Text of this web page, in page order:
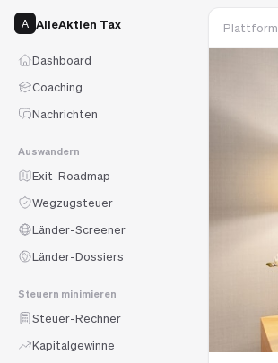
A AlleAktien Tax
Dashboard
Coaching
Nachrichten
Auswandern
Exit-Roadmap
Wegzugsteuer
Länder-Screener
Länder-Dossiers
Steuern minimieren
Steuer-Rechner
Kapitalgewinne
Plattform